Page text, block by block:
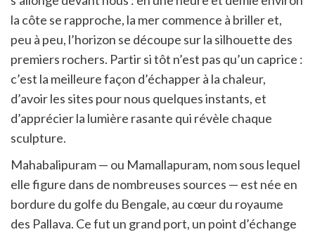
la côte se rapproche, la mer commence à briller et,
peu à peu, l’horizon se découpe sur la silhouette des
premiers rochers. Partir si tôt n’est pas qu’un caprice :
c’est la meilleure façon d’échapper à la chaleur,
d’avoir les sites pour nous quelques instants, et
d’apprécier la lumière rasante qui révèle chaque
sculpture.
Mahabalipuram — ou Mamallapuram, nom sous lequel
elle figure dans de nombreuses sources — est née en
bordure du golfe du Bengale, au cœur du royaume
des Pallava. Ce fut un grand port, un point d’échange